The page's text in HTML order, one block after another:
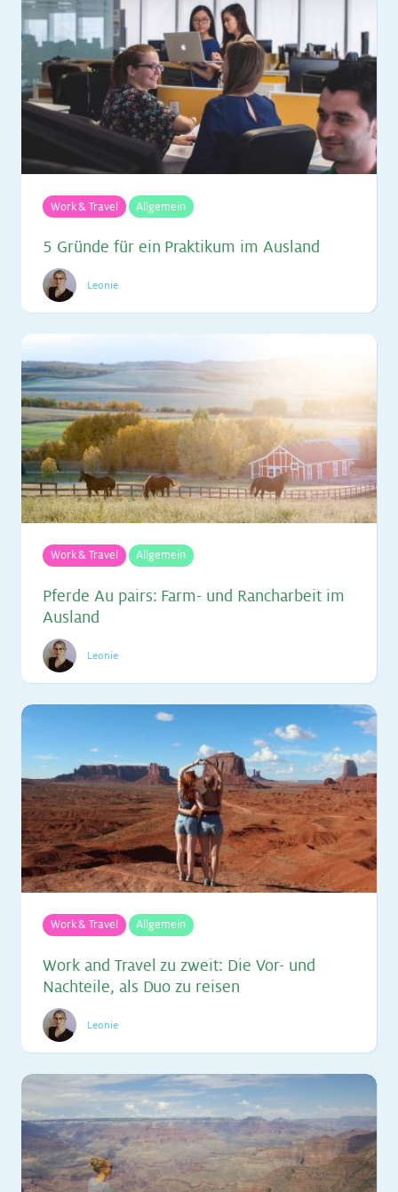
Work & Travel Allgemein
5 Grün­de für ein Prak­ti­kum im Aus­land
Leonie
Work & Travel Allgemein
Pfer­de Au pairs: Farm- und Ran­ch­ar­beit im
Aus­land
Leonie
Work & Travel Allgemein
Work and Tra­vel zu zweit: Die Vor- und
Nach­tei­le, als Duo zu rei­sen
Leonie